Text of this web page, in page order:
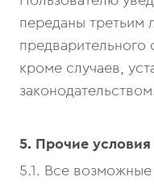
переданы третьим
предварительного
кроме случаев,
5. Прочие условия
5.1. Все